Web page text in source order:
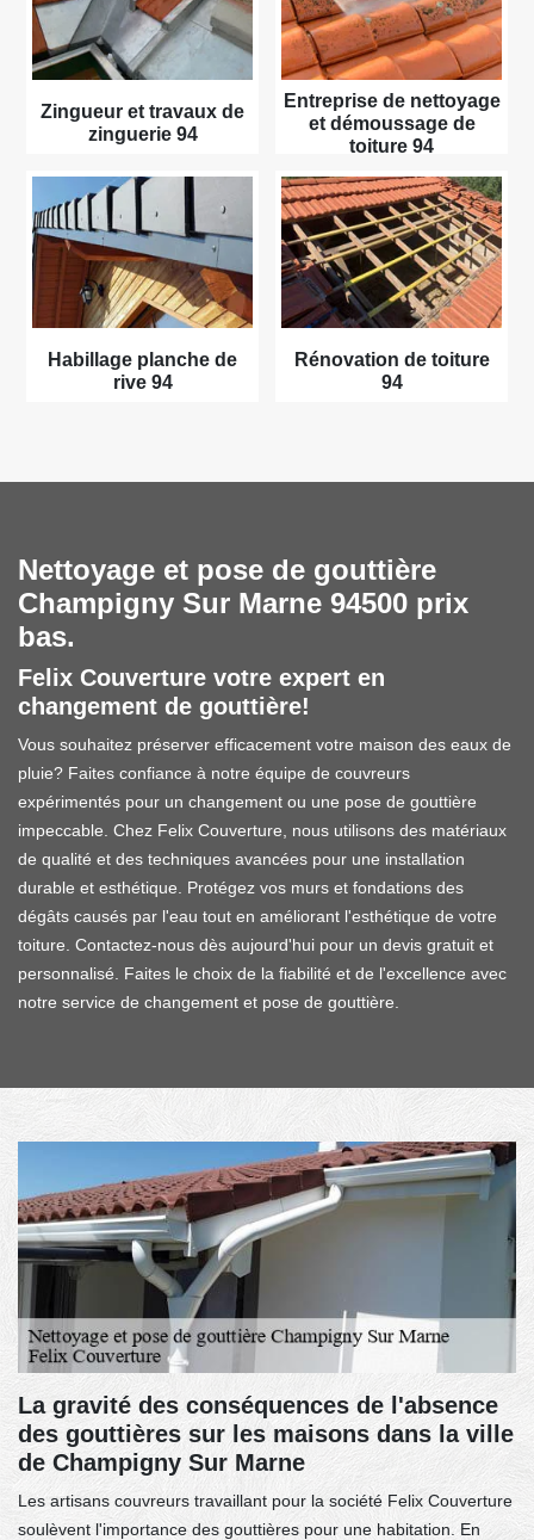
Zingueur et travaux de
zinguerie 94
Entreprise de nettoyage
et démoussage de
toiture 94
Habillage planche de
rive 94
Rénovation de toiture
94
Nettoyage et pose de gouttière
Champigny Sur Marne 94500 prix
bas.
Felix Couverture votre expert en
changement de gouttière!
Vous souhaitez préserver efficacement votre maison des eaux de
pluie? Faites confiance à notre équipe de couvreurs
expérimentés pour un changement ou une pose de gouttière
impeccable. Chez Felix Couverture, nous utilisons des matériaux
de qualité et des techniques avancées pour une installation
durable et esthétique. Protégez vos murs et fondations des
dégâts causés par l'eau tout en améliorant l'esthétique de votre
toiture. Contactez-nous dès aujourd'hui pour un devis gratuit et
personnalisé. Faites le choix de la fiabilité et de l'excellence avec
notre service de changement et pose de gouttière.
La gravité des conséquences de l'absence
des gouttières sur les maisons dans la ville
de Champigny Sur Marne
Les artisans couvreurs travaillant pour la société Felix Couverture
soulèvent l'importance des gouttières pour une habitation. En